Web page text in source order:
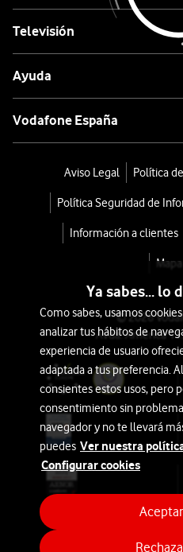
Huawei
Ordenar
por:
GHD
Secador
Profesional
219€
Rizador
Televisión
Ayuda
Vodafone España
Aviso Legal Política
Política Seguridad de
Información a clientes
© 2026
Avda. América
Ya sabes... lo
Como sabes, usamos
analizar tus hábitos de
experiencia de usuario
adaptada a tus preferencia.
consientes estos usos, pero
consentimiento sin
navegador y no te llevará
puedes Ver nuestra
Configurar cookies